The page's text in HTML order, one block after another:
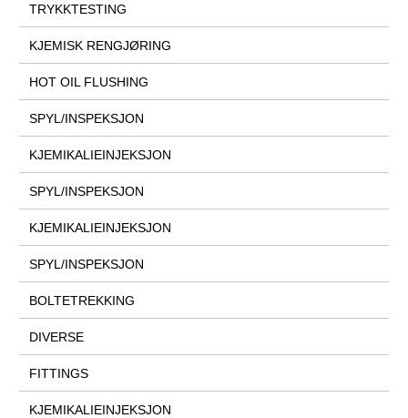
TRYKKTESTING
KJEMISK RENGJØRING
HOT OIL FLUSHING
SPYL/INSPEKSJON
KJEMIKALIEINJEKSJON
SPYL/INSPEKSJON
KJEMIKALIEINJEKSJON
SPYL/INSPEKSJON
BOLTETREKKING
DIVERSE
FITTINGS
KJEMIKALIEINJEKSJON